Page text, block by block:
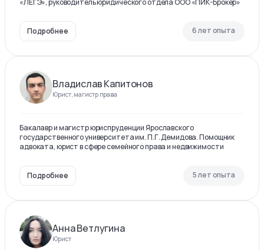
«ЛЕГЭ», руководитель юридического отдела ООО «ПИК-Брокер»
Подробнее 6 лет опыта
Владислав Капитонов
Юрист, магистр права
Бакалавр и магистр юриспруденции Ярославского
государственного университета им. П.Г. Демидова. Помощник
адвоката, юрист в сфере семейного права и недвижимости
Подробнее 5 лет опыта
Анна Ветлугина
Юрист